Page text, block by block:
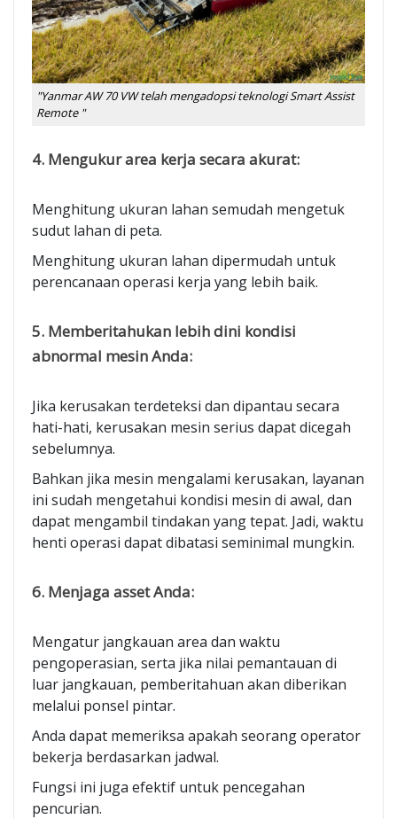
"Yanmar AW 70 VW telah mengadopsi teknologi Smart Assist
Remote "
4. Mengukur area kerja secara akurat:
Menghitung ukuran lahan semudah mengetuk
sudut lahan di peta.
Menghitung ukuran lahan dipermudah untuk
perencanaan operasi kerja yang lebih baik.
5. Memberitahukan lebih dini kondisi
abnormal mesin Anda:
Jika kerusakan terdeteksi dan dipantau secara
hati-hati, kerusakan mesin serius dapat dicegah
sebelumnya.
Bahkan jika mesin mengalami kerusakan, layanan
ini sudah mengetahui kondisi mesin di awal, dan
dapat mengambil tindakan yang tepat. Jadi, waktu
henti operasi dapat dibatasi seminimal mungkin.
6. Menjaga asset Anda:
Mengatur jangkauan area dan waktu
pengoperasian, serta jika nilai pemantauan di
luar jangkauan, pemberitahuan akan diberikan
melalui ponsel pintar.
Anda dapat memeriksa apakah seorang operator
bekerja berdasarkan jadwal.
Fungsi ini juga efektif untuk pencegahan
pencurian.